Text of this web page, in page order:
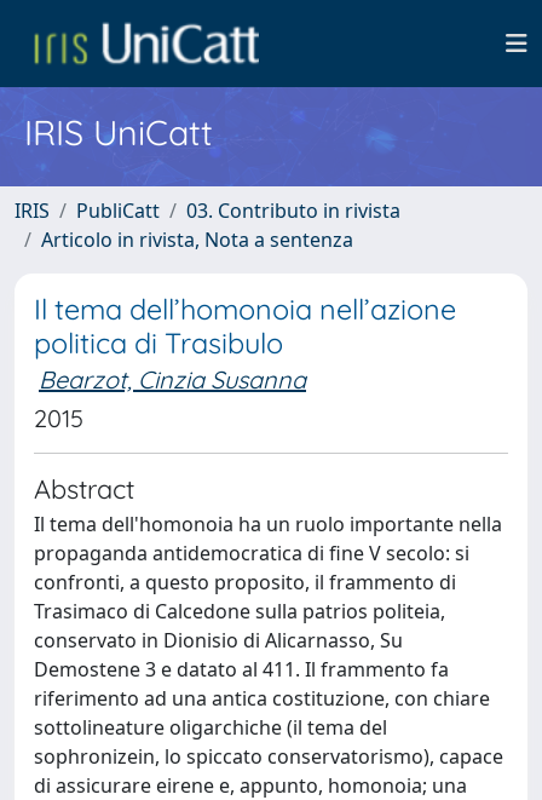
IRIS UniCatt
IRIS PubliCatt
03. Contributo in rivista
Articolo in rivista, Nota a sentenza
Il tema dell’homonoia nell’azione
politica di Trasibulo
Bearzot, Cinzia Susanna
2015
Abstract
Il tema dell'homonoia ha un ruolo importante nella
propaganda antidemocratica di fine V secolo: si
confronti, a questo proposito, il frammento di
Trasimaco di Calcedone sulla patrios politeia,
conservato in Dionisio di Alicarnasso, Su
Demostene 3 e datato al 411. Il frammento fa
riferimento ad una antica costituzione, con chiare
sottolineature oligarchiche (il tema del
sophronizein, lo spiccato conservatorismo), capace
di assicurare eirene e, appunto, homonoia; una